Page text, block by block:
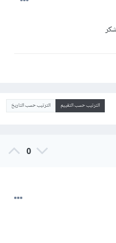
الترتيب حسب التقييم الترتيب حسب التاريخ
0